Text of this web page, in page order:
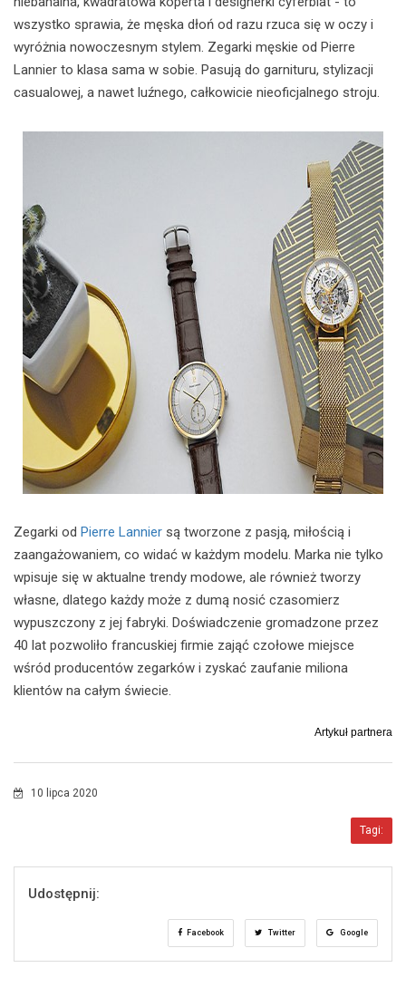
wszystko sprawia, że męska dłoń od razu rzuca się w oczy i
wyróżnia nowoczesnym stylem. Zegarki męskie od Pierre
Lannier to klasa sama w sobie. Pasują do garnituru, stylizacji
casualowej, a nawet luźnego, całkowicie nieoficjalnego stroju.
Zegarki od Pierre Lannier są tworzone z pasją, miłością i
zaangażowaniem, co widać w każdym modelu. Marka nie tylko
wpisuje się w aktualne trendy modowe, ale również tworzy
własne, dlatego każdy może z dumą nosić czasomierz
wypuszczony z jej fabryki. Doświadczenie gromadzone przez
40 lat pozwoliło francuskiej firmie zająć czołowe miejsce
wśród producentów zegarków i zyskać zaufanie miliona
klientów na całym świecie.
Artykuł partnera
10 lipca 2020
Tagi:
Udostępnij:
Facebook Twitter Google